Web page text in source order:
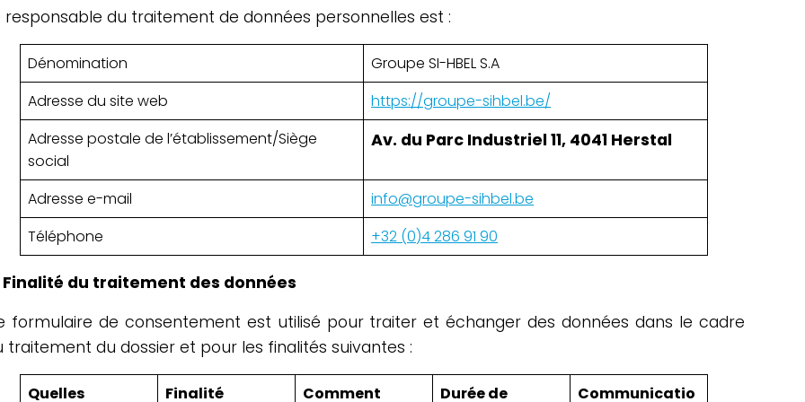
responsable du traitement de données personnelles est :
Dénomination
Groupe SI-HBEL S.A
Adresse du site web
https://groupe-sihbel.be/
Adresse postale de l’établissement/Siège
social
Av. du Parc Industriel 11, 4041 Herstal
Adresse e-mail
info@groupe-sihbel.be
Téléphone
+32 (0)4 286 91 90
Finalité du traitement des données
formulaire de consentement est utilisé pour traiter et échanger des données dans le cadre
traitement du dossier et pour les finalités suivantes :
Quelles
Finalité
Comment
Durée de
Communicatio